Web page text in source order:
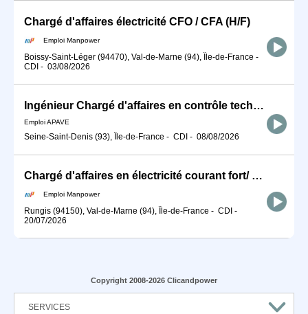
Chargé d'affaires électricité CFO / CFA (H/F)
Emploi Manpower
Boissy-Saint-Léger (94470), Val-de-Marne (94), Île-de-France -
CDI - 03/08/2026
Ingénieur Chargé d'affaires en contrôle technique de la construction H/F
Emploi APAVE
Seine-Saint-Denis (93), Île-de-France - CDI - 08/08/2026
Chargé d'affaires en électricité courant fort/ Courant Faible (H/F)
Emploi Manpower
Rungis (94150), Val-de-Marne (94), Île-de-France - CDI -
20/07/2026
Copyright 2008-2026 Clicandpower
SERVICES